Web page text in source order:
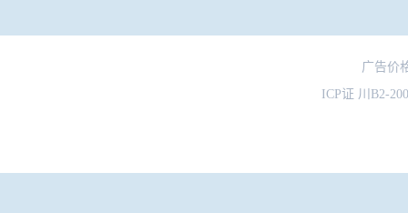
广告价
ICP证 川B2-